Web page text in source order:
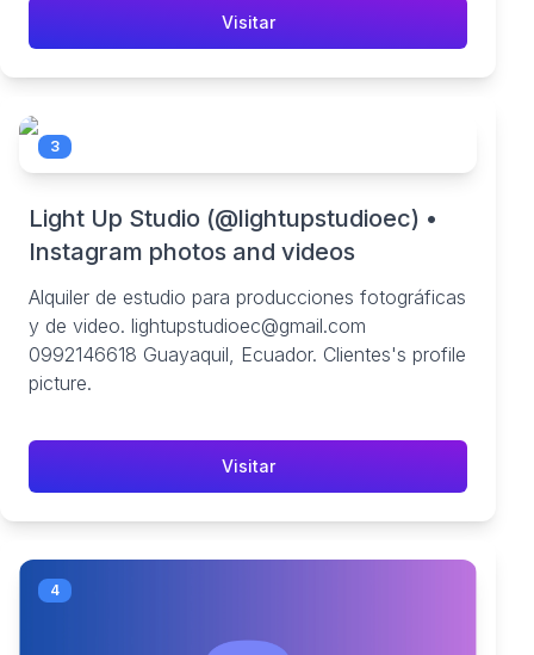
Visitar
3
Light Up Studio (@lightupstudioec) •
Instagram photos and videos
Alquiler de estudio para producciones fotográficas
y de video. lightupstudioec@gmail.com
0992146618 Guayaquil, Ecuador. Clientes's profile
picture.
Visitar
4